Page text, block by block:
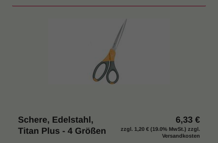
Schere, Edelstahl,
Titan Plus - 4 Größen
6,33 €
zzgl. 1,20 € (19.0% MwSt.) zzgl.
Versandkosten